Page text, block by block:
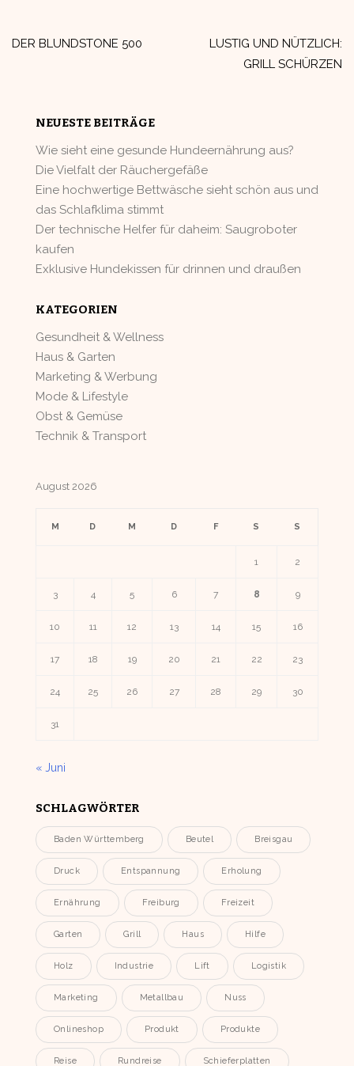
DER BLUNDSTONE 500
LUSTIG UND NÜTZLICH:
GRILL SCHÜRZEN
NEUESTE BEITRÄGE
Wie sieht eine gesunde Hundeernährung aus?
Die Vielfalt der Räuchergefäße
Eine hochwertige Bettwäsche sieht schön aus und
das Schlafklima stimmt
Der technische Helfer für daheim: Saugroboter
kaufen
Exklusive Hundekissen für drinnen und draußen
KATEGORIEN
Gesundheit & Wellness
Haus & Garten
Marketing & Werbung
Mode & Lifestyle
Obst & Gemüse
Technik & Transport
August 2026
M D M D F S S
1 2
3 4 5 6 7 8 9
10 11 12 13 14 15 16
17 18 19 20 21 22 23
24 25 26 27 28 29 30
31
« Juni
SCHLAGWÖRTER
Baden Württemberg Beutel Breisgau
Druck Entspannung Erholung
Ernährung Freiburg Freizeit
Garten Grill Haus Hilfe
Holz Industrie Lift Logistik
Marketing Metallbau Nuss
Onlineshop Produkt Produkte
Reise Rundreise Schieferplatten